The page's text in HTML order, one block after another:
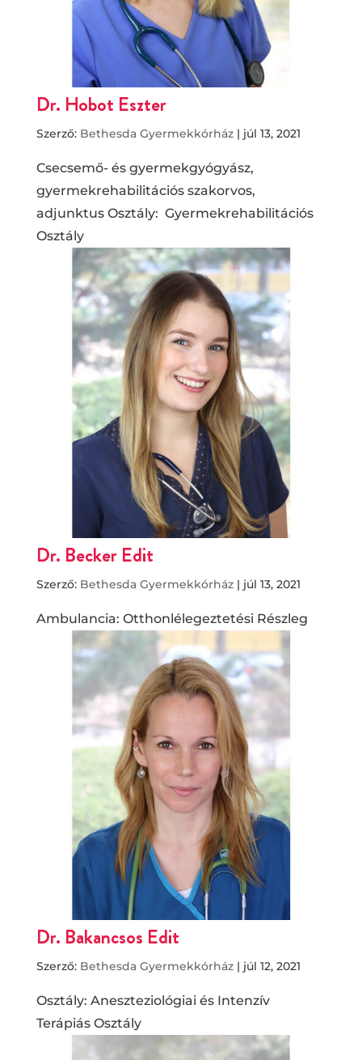
Dr. Hobot Eszter
Szerző: Bethesda Gyermekkórház| júl 13, 2021
Csecsemő- és gyermekgyógyász,
gyermekrehabilitációs szakorvos,
adjunktus Osztály: Gyermekrehabilitációs
Osztály
Dr. Becker Edit
Szerző: Bethesda Gyermekkórház| júl 13, 2021
Ambulancia: Otthonlélegeztetési Részleg
Dr. Bakancsos Edit
Szerző: Bethesda Gyermekkórház| júl 12, 2021
Osztály: Aneszteziológiai és Intenzív
Terápiás Osztály